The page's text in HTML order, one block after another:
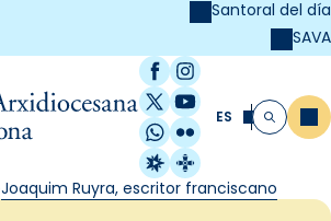
Santoral del día
SAVA
Facebook
Instagram
X / Twitter
YouTube
WhatsApp
Flickr
Radio Estel
Catalunya
ES Buscar
Joaquim Ruyra, escritor franciscano